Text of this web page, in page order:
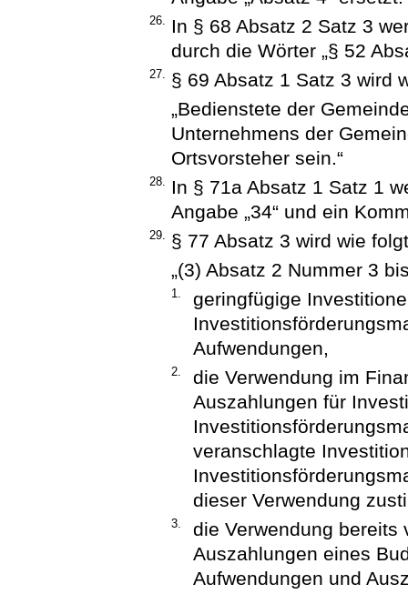
26.
In § 68 Absatz 2 Satz 3
durch die Wörter „§ 52
27.
§ 69 Absatz 1 Satz 3 wird
„Bedienstete der
Unternehmens der
Ortsvorsteher sein.“
28.
In § 71a Absatz 1 Satz 1
Angabe „34“ und ein
29.
§ 77 Absatz 3 wird wie
„(3) Absatz 2 Nummer 3
1.
geringfügige
Aufwendungen,
2.
die Verwendung im
Auszahlungen für
veranschlagte
dieser Verwendung
3.
die Verwendung bereits
Auszahlungen eines
Aufwendungen und